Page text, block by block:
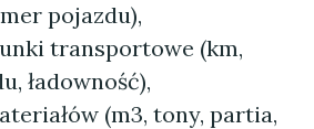
pojazdu),
transportowe (km,
ładowność),
(m3, tony, partia,